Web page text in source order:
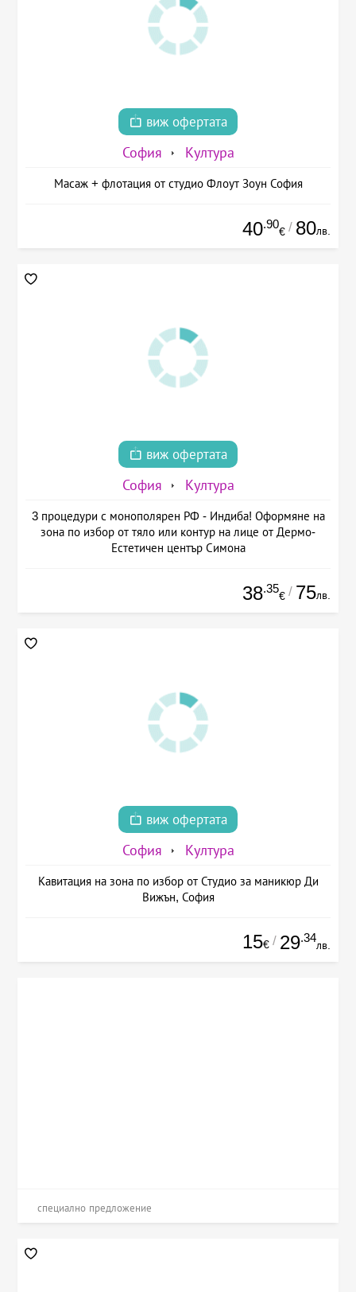
виж офертата
София Култура
Масаж + флотация от студио Флоут Зоун София
40.90
€ / 80лв.
виж офертата
София Култура
3 процедури с монополярен РФ - Индиба! Оформяне на
зона по избор от тяло или контур на лице от Дермо-
Естетичен център Симона
38.35
€ / 75лв.
виж офертата
София Култура
Кавитация на зона по избор от Студио за маникюр Ди
Вижън, София
15€ / 29.34
лв.
специално предложение